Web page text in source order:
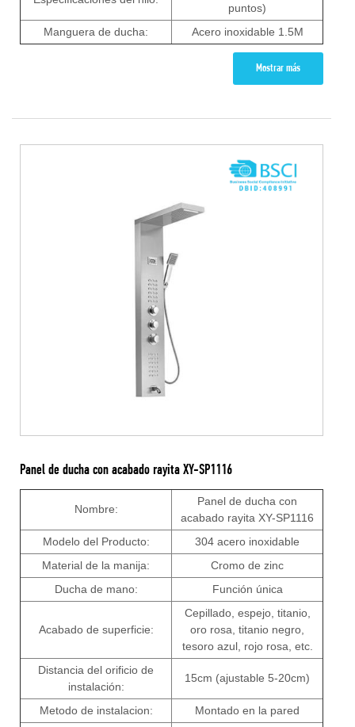
puntos)
Manguera de ducha:
Acero inoxidable 1.5M
Mostrar más
Panel de ducha con acabado rayita XY-SP1116
Nombre:
Panel de ducha con
acabado rayita XY-SP1116
Modelo del Producto:
304 acero inoxidable
Material de la manija:
Cromo de zinc
Ducha de mano:
Función única
Acabado de superficie:
Cepillado, espejo, titanio,
oro rosa, titanio negro,
tesoro azul, rojo rosa, etc.
Distancia del orificio de
instalación:
15cm (ajustable 5-20cm)
Metodo de instalacion:
Montado en la pared